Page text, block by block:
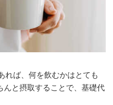
れば、何を飲むかはとても
んと摂取することで、基礎代